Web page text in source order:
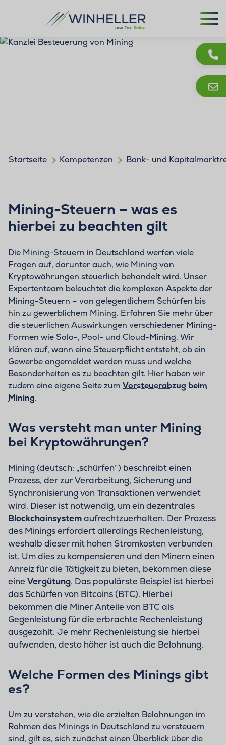
Startseite Kompetenzen Bank- und
Mining-Steuern – was es
hierbei zu beachten gilt
Die Mining-Steuern in Deutschland werfen viele
Fragen auf, darunter auch, wie Mining von
Kryptowährungen steuerlich behandelt wird. Unser
Expertenteam beleuchtet die komplexen Aspekte der
Mining-Steuern – von gelegentlichem Schürfen bis
hin zu gewerblichem Mining. Erfahren Sie mehr über
die steuerlichen Auswirkungen verschiedener Mining-
Formen wie Solo-, Pool- und Cloud-Mining. Wir
klären auf, wann eine Steuerpflicht entsteht, ob ein
Gewerbe angemeldet werden muss und welche
Besonderheiten es zu beachten gilt. Hier haben wir
zudem eine eigene Seite zum Vorsteuerabzug beim
Mining.
Was versteht man unter Mining
bei Kryptowährungen?
Mining (deutsch: „schürfen“) beschreibt einen
Prozess, der zur Verarbeitung, Sicherung und
Synchronisierung von Transaktionen verwendet
wird. Dieser ist notwendig, um ein dezentrales
Blockchainsystemaufrechtzuerhalten. Der Prozess
des Minings erfordert allerdings Rechenleistung,
weshalb dieser mit hohen Stromkosten verbunden
ist. Um dies zu kompensieren und den Minern einen
Anreiz für die Tätigkeit zu bieten, bekommen diese
eine Vergütung. Das populärste Beispiel ist hierbei
das Schürfen von Bitcoins (BTC). Hierbei
bekommen die Miner Anteile von BTC als
Gegenleistung für die erbrachte Rechenleistung
ausgezahlt. Je mehr Rechenleistung sie hierbei
aufwenden, desto höher ist auch die Belohnung.
Welche Formen des Minings gibt
es?
Um zu verstehen, wie die erzielten Belohnungen im
Rahmen des Minings in Deutschland zu versteuern
sind, gilt es, sich zunächst einen Überblick über die